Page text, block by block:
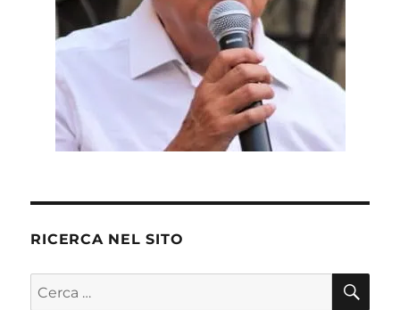
RICERCA NEL SITO
Cerca: